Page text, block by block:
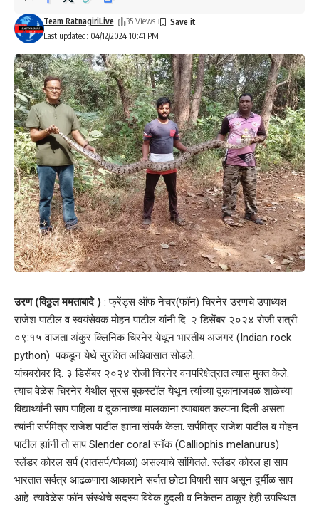
Last updated: 04/12/2024 10:41 PM
Team RatnagiriLive 35 Views
उरण (विठ्ठल ममताबादे ) : फ्रेंड्स ऑफ नेचर(फॉन) चिरनेर उरणचे उपाध्यक्ष
राजेश पाटील व स्वयंसेवक मोहन पाटील यांनी दि. २ डिसेंबर २०२४ रोजी रात्री
०९:१५ वाजता अंकुर क्लिनिक चिरनेर येथून भारतीय अजगर (Indian rock
python) पकडून येथे सुरक्षित अधिवासात सोडले.
यांचबरोबर दि. ३ डिसेंबर २०२४ रोजी चिरनेर वनपरिक्षेत्रात त्यास मुक्त केले.
त्याच वेळेस चिरनेर येथील सुरस बुकस्टॉल येथून त्यांच्या दुकानाजवळ शाळेच्या
विद्यार्थ्यांनी साप पाहिला व दुकानाच्या मालकाना त्याबाबत कल्पना दिली असता
त्यांनी सर्पमित्र राजेश पाटील ह्यांना संपर्क केला. सर्पमित्र राजेश पाटील व मोहन
पाटील ह्यांनी तो साप Slender coral स्नॅक (Calliophis melanurus)
स्लेंडर कोरल सर्प (रातसर्प/पोवळा) असल्याचे सांगितले. स्लेंडर कोरल हा साप
भारतात सर्वत्र आढळणारा आकाराने सर्वात छोटा विषारी साप असून दुर्मीळ साप
आहे. त्यावेळेस फॉन संस्थेचे सदस्य विवेक हुदली व निकेतन ठाकूर हेही उपस्थित